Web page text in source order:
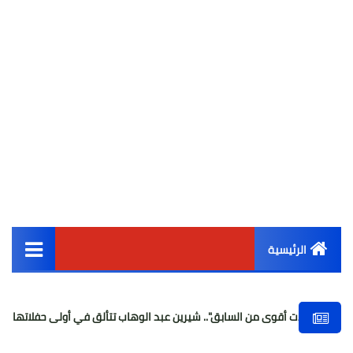
الرئيسية
أخبار مصر
من السابق".. شيرين عبد الوهاب تتألق في أولى حفلاتها بعد غياب بفضل